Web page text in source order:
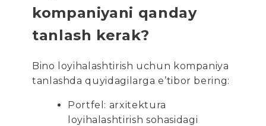
kompaniyani qanday
tanlash kerak?
Bino loyihalashtirish uchun kompaniya
tanlashda quyidagilarga e’tibor bering:
Portfel: arxitektura
loyihalashtirish sohasidagi